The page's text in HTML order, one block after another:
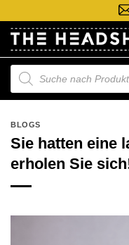
Inhalt
springen
Suche
nach
Produkten
BLOGS
Sie hatten eine
erholen Sie